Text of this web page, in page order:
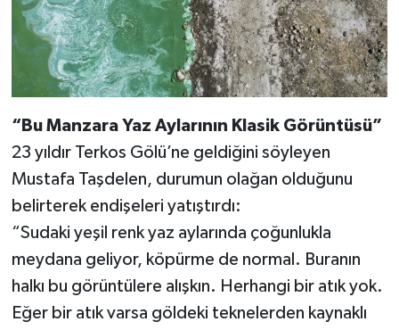
“Bu Manzara Yaz Aylarının Klasik Görüntüsü”
23 yıldır Terkos Gölü’ne geldiğini söyleyen
Mustafa Taşdelen, durumun olağan olduğunu
belirterek endişeleri yatıştırdı:
“Sudaki yeşil renk yaz aylarında çoğunlukla
meydana geliyor, köpürme de normal. Buranın
halkı bu görüntülere alışkın. Herhangi bir atık yok.
Eğer bir atık varsa göldeki teknelerden kaynaklı